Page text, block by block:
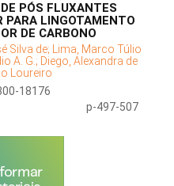
PÓS FLUXANTES
PARA LINGOTAMENTO
DE CARBONO
Silva de; Lima, Marco Túlio
A. G.; Diego, Alexandra de
Loureiro
18176
p-497-507